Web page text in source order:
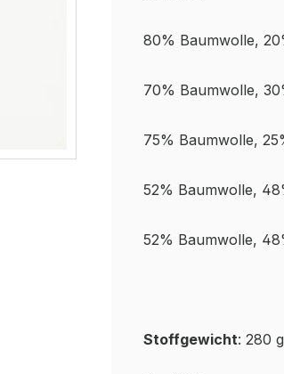
80% Baumwolle,
70% Baumwolle,
75% Baumwolle,
52% Baumwolle,
52% Baumwolle,
Stoffgewicht: 280